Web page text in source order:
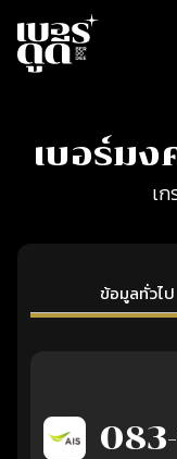
เบอร์มง
เ
ข้อมูลทั่วไป